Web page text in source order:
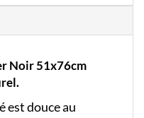
Noir 51x76cm
est douce au